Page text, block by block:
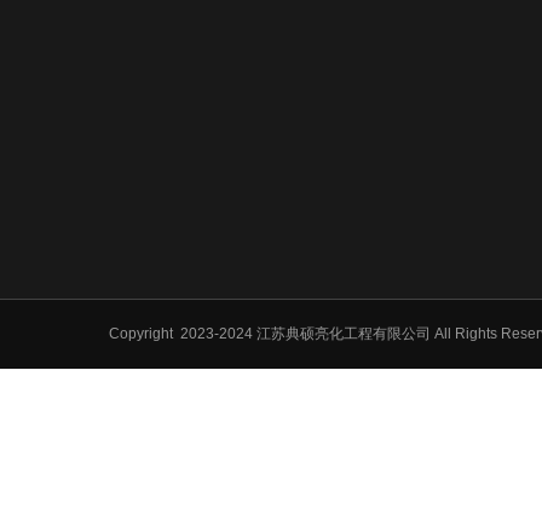
Copyright 2023-2024 江苏典硕亮化工程有限公司 All Rights